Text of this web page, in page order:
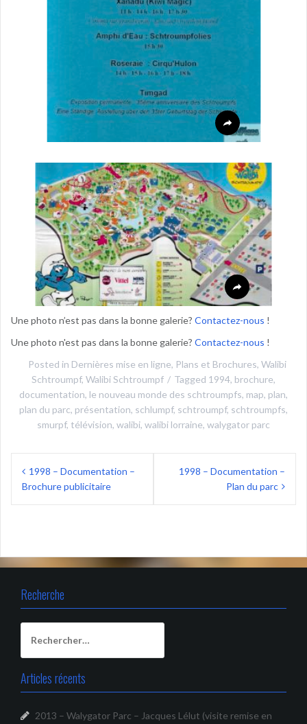
Une photo n’est pas dans la bonne galerie? Contactez-nous !
Une photo n'est pas dans la bonne galerie? Contactez-nous !
Posted in Dernières mise en ligne, Plans et Brochures, Walibi
Schtroumpf, Walibi Schtroumpf Tagged 1994, brochure,
documentation, le nouveau monde des schtroumpfs, map, plan,
plan du parc, présentation, schlumpf, schtroumpf, schtroumpfs,
smurpf, télévision, walibi, walibi lorraine, walygator parc
Navigation
de 1998 – Documentation –
Brochure publicitaire
1998 – Documentation –
Plan du parc
Recherche
Articles récents
2013 – Walygator Parc – Jacques Lélut (visite remise en